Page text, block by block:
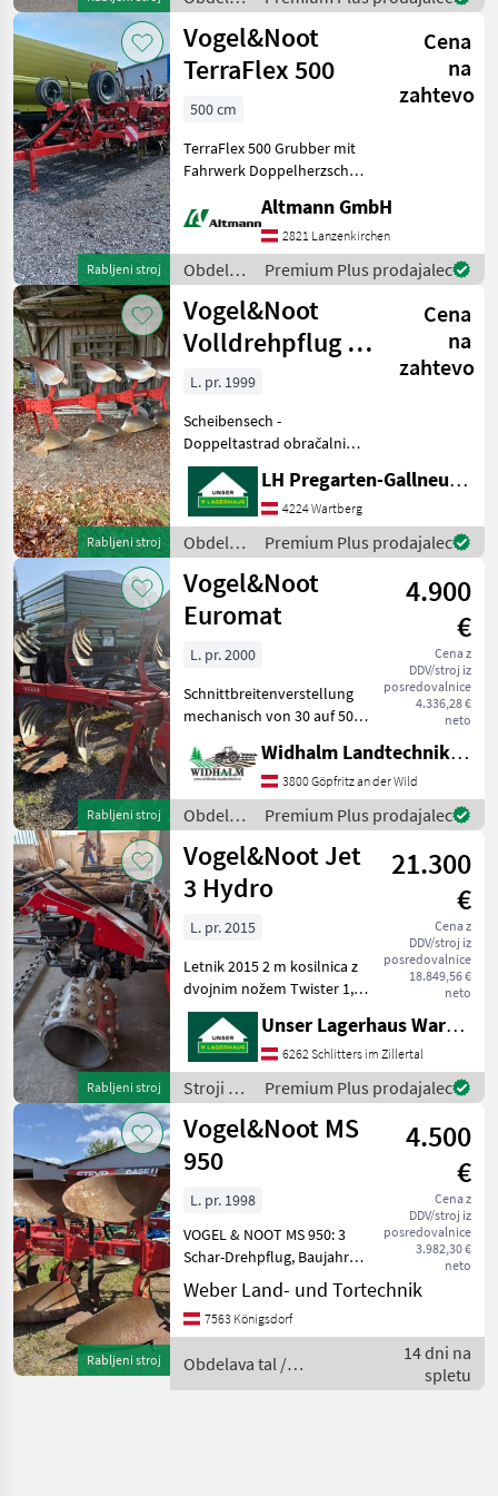
78cm Rahmenhöhe
tal /
Vogel&Noot
Rabljeni stroj
Vogel&Noot
TerraFlex 500
Cena
na
zahtevo
500 cm
TerraFlex 500 Grubber mit
Fahrwerk Doppelherzschar
dvojno ralo , osvetlitev,
podvozje, naprava za
sklapljanje, nastavljanje
teka, konica lemeža Ob
Altmann GmbH
2821 Lanzenkirchen
Obdelava
tal /
Vogel&Noot
Premium Plus prodajalec
Rabljeni stroj
Vogel&Noot
Volldrehpflug 4-
scharig M 850
Cena
na
zahtevo
L. pr. 1999
Scheibensech -
Doppeltastrad obračalni
plug - hidravlični, lemež: 4-
brazdni, kolutno črtalo,
podporno kolo, : obračalni
plug - hidravlični Obdelava
tal Plug
LH Pregarten-Gallneukirchen, Pregarten
4224 Wartberg
Obdelava
tal /
Vogel&Noot
Premium Plus prodajalec
Rabljeni stroj
Vogel&Noot
Euromat
4.900
€
Cena z
DDV/stroj iz
posredovalnice
4.336,28 €
neto
L. pr. 2000
Schnittbreitenverstellung
mechanisch von 30 auf 50
Scheibensech,
Streifenkörper obračalni
plug - hidravlični, lemež:
trobrazdni, kolutno črtalo,
per
Widhalm Landtechnik GmbH
3800 Göpfritz an der Wild
Obdelava
tal /
Vogel&Noot
Premium Plus prodajalec
Rabljeni stroj
Vogel&Noot Jet
3 Hydro
21.300
€
Cena z
DDV/stroj iz
posredovalnice
18.849,56 €
neto
L. pr. 2015
Letnik 2015 2 m kosilnica z
dvojnim nožem Twister 1,
80 m tračni grablji 2 m
travniški strgalnik Prosimo,
da se pred odhodom po
telefonu pozanimate, ali je
strojna
Unser Lagerhaus Warenhandelsges.m.b.H.
6262 Schlitters im Zillertal
Stroji z
motorji /
Vogel&Noot
Premium Plus prodajalec
Rabljeni stroj
Vogel&Noot MS
950
4.500
€
Cena z
DDV/stroj iz
posredovalnice
3.982,30 €
neto
L. pr. 1998
VOGEL & NOOT MS 950: 3
Schar-Drehpflug, Baujahr
1998, hydraulische
Schnittbreitenverstellung,
Scheibensech
sofort verfügbar! obračalni
pl
Weber Land- und Tortechnik
7563 Königsdorf
Obdelava tal /
Vogel&Noot
14 dni na
spletu